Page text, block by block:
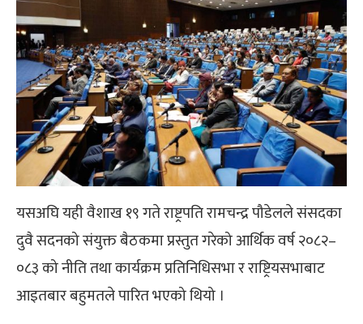
यसअघि यही वैशाख १९ गते राष्ट्रपति रामचन्द्र पौडेलले संसदका
दुवै सदनको संयुक्त बैठकमा प्रस्तुत गरेको आर्थिक वर्ष २०८२–
०८३ को नीति तथा कार्यक्रम प्रतिनिधिसभा र राष्ट्रियसभाबाट
आइतबार बहुमतले पारित भएको थियो ।